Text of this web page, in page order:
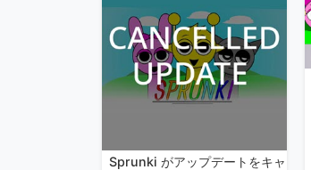
Sprunki がアップデートをキャ